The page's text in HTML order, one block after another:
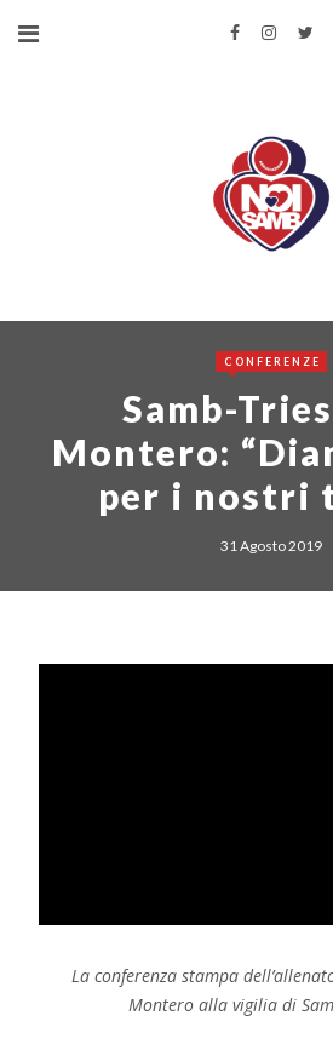
CONFERENZE
Samb-
Montero:
per i nostri
31 Agosto 2019
La conferenza stampa
Montero alla vigilia di